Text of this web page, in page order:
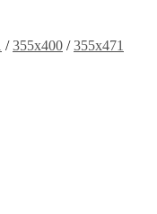
/355x400 /355x471